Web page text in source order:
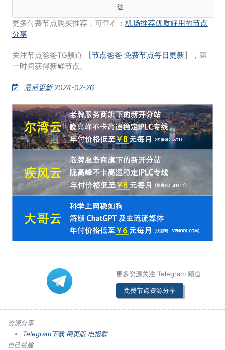
达
更多付费节点购买推荐，可查看： 机场推荐优质好用的节点
分享
关注节点爸爸TG频道 【节点爸爸 免费节点每日更新】，第
一时间获得新鲜节点。
最后更新 2024-02-26
更多资源关注 Telegram 频道
免费节点资源分享
资源分享
Telegram下载 网页版 电报群
自己搭建